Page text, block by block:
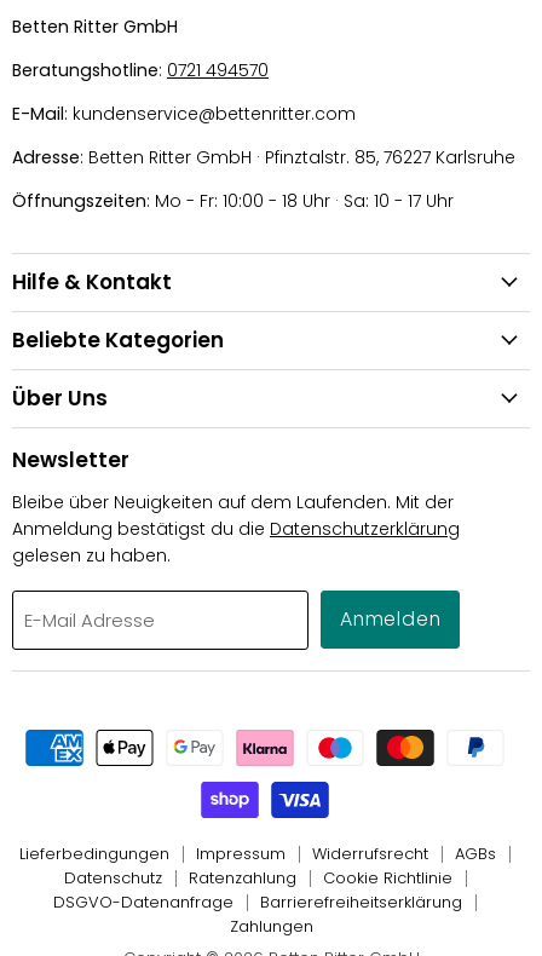
Betten Ritter GmbH
Beratungshotline: 0721 494570
E-Mail: kundenservice@bettenritter.com
Adresse: Betten Ritter GmbH · Pfinztalstr. 85, 76227 Karlsruhe
Öffnungszeiten: Mo - Fr: 10:00 - 18 Uhr · Sa: 10 - 17 Uhr
Hilfe & Kontakt
Beliebte Kategorien
Über Uns
Newsletter
Bleibe über Neuigkeiten auf dem Laufenden. Mit der
Anmeldung bestätigst du die Datenschutzerklärung
gelesen zu haben.
E-Mail Adresse Anmelden
Lieferbedingungen Impressum Widerrufsrecht
AGBs
Datenschutz
Ratenzahlung
Cookie Richtlinie
DSGVO-Datenanfrage
Barrierefreiheitserklärung
Zahlungen